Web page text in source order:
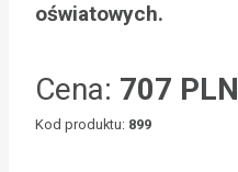
oświatowych.
Cena: 707 PLN
Kod produktu: 899